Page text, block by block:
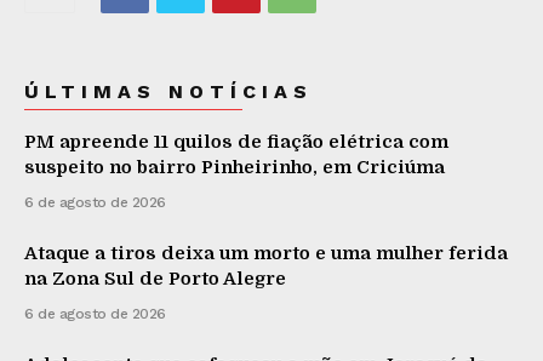
ÚLTIMAS NOTÍCIAS
PM apreende 11 quilos de fiação elétrica com
suspeito no bairro Pinheirinho, em Criciúma
6 de agosto de 2026
Ataque a tiros deixa um morto e uma mulher ferida
na Zona Sul de Porto Alegre
6 de agosto de 2026